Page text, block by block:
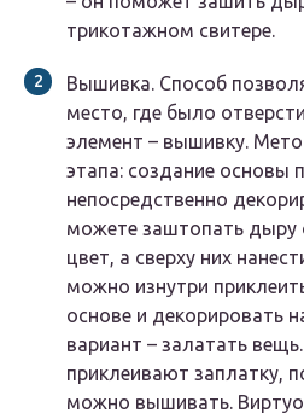
трикотажном свитере.
Вышивка. Способ
место, где было
элемент – вышивку.
этапа: создание основы
непосредственно
можете заштопать
цвет, а сверху них
можно изнутри
основе и декорировать
вариант – залатать
приклеивают заплатку,
можно вышивать.